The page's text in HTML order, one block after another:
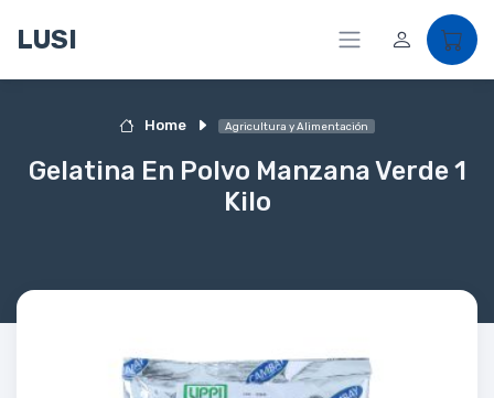
LUSI
Home Agricultura y Alimentación
Gelatina En Polvo Manzana Verde 1
Kilo